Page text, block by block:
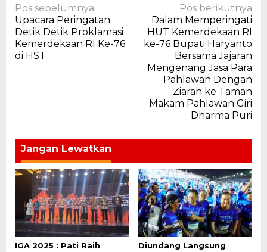
Navigasi
pos
Pos sebelumnya
Upacara Peringatan
Detik Detik Proklamasi
Kemerdekaan RI Ke-76
di HST
Pos berikutnya
Dalam Memperingati
HUT Kemerdekaan RI
ke-76 Bupati Haryanto
Bersama Jajaran
Mengenang Jasa Para
Pahlawan Dengan
Ziarah ke Taman
Makam Pahlawan Giri
Dharma Puri
Jangan Lewatkan
IGA 2025 : Pati Raih
Diundang Langsung